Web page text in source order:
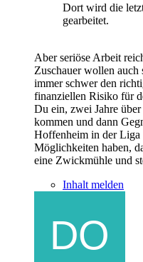
Dort wird die
gearbeitet.
Aber seriöse Arbeit
Zuschauer wollen
immer schwer den
finanziellen Risiko für
Du ein, zwei Jahre
kommen und dann
Hoffenheim in der Liga
Möglichkeiten haben,
eine Zwickmühle und
Inhalt melden